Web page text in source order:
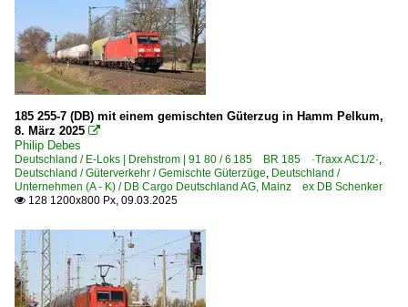
185 255-7 (DB) mit einem gemischten Güterzug in Hamm Pelkum,
8. März 2025 
Philip Debes
Deutschland / E-Loks | Drehstrom | 91 80 / 6 185 BR 185 ·Traxx AC1/2·,
Deutschland / Güterverkehr / Gemischte Güterzüge, Deutschland /
Unternehmen (A - K) / DB Cargo Deutschland AG, Mainz ex DB Schenker
 128 1200x800 Px, 09.03.2025